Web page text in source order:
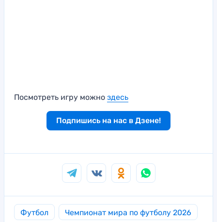
Посмотреть игру можно здесь
Подпишись на нас в Дзене!
Футбол Чемпионат мира по футболу 2026